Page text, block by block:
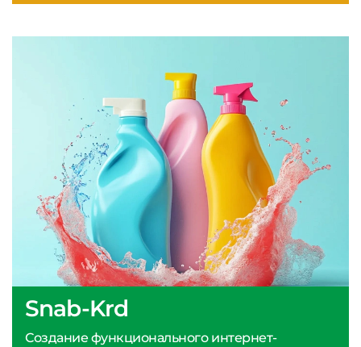
Snab-Krd
Создание функционального интернет-